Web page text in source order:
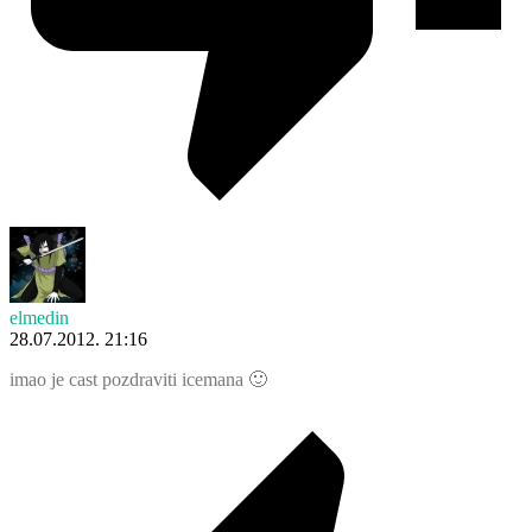
elmedin
28.07.2012. 21:16
imao je cast pozdraviti icemana 🙂